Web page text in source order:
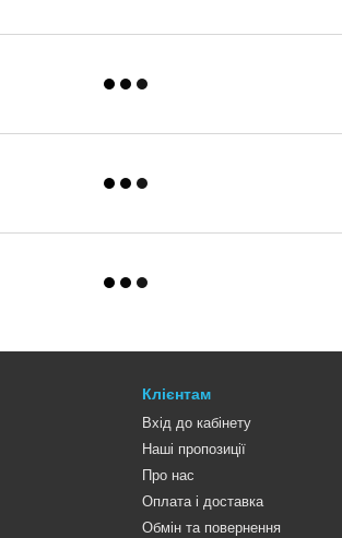
Клієнтам
Вхід до кабінету
Наші пропозиції
Про нас
Оплата і доставка
Обмін та повернення